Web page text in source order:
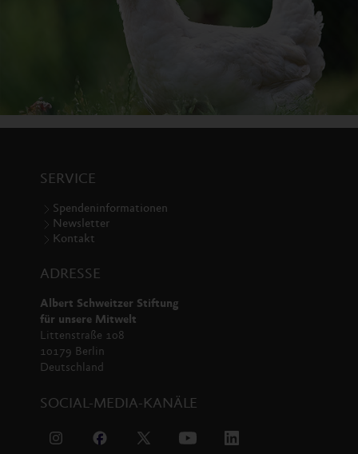
SERVICE
Spendeninformationen
Newsletter
Kontakt
ADRESSE
Albert Schweitzer Stiftung
für unsere Mitwelt
Littenstraße 108
10179 Berlin
Deutschland
SOCIAL-MEDIA-KANÄLE